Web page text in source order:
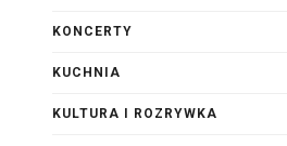
KONCERTY
KUCHNIA
KULTURA I ROZRYWKA